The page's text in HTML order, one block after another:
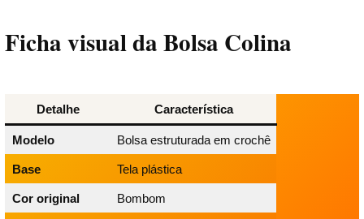
Ficha visual da Bolsa Colina
Detalhe Característica
Modelo Bolsa estruturada em crochê
Base Tela plástica
Cor original Bombom